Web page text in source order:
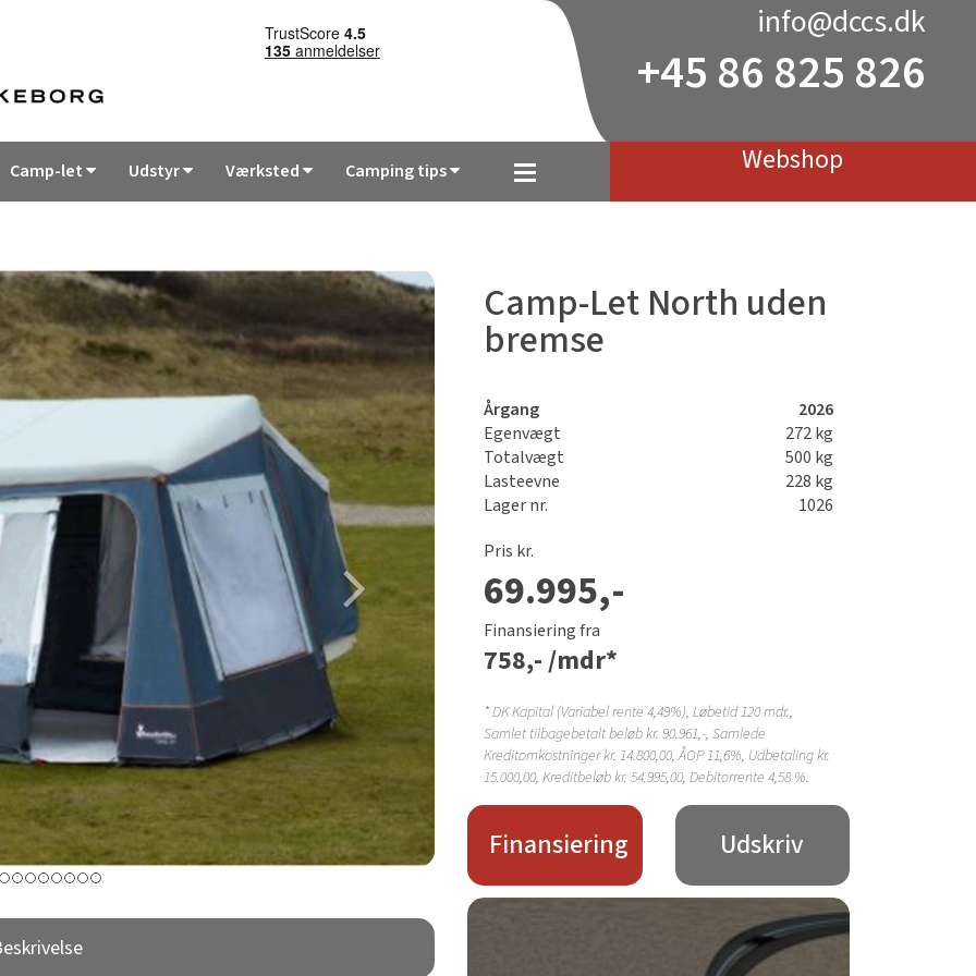
info@dccs.dk
+45 86 825 826
Camp-let Udstyr Værksted Camping tips Webshop
Camp-Let North uden
bremse
Årgang
2026
Egenvægt
272 kg
Totalvægt
500 kg
Lasteevne
228 kg
Lager nr.
1026
Pris kr.
69.995,-
Finansiering fra
758,-/mdr*
*DK Kapital (Variabel rente 4,49%), Løbetid120 mdr.,
Samlet tilbagebetalt beløb kr.90.961,-, Samlede
Kreditomkostninger kr.14.800,00, ÅOP11,6%, Udbetaling kr.
15.000,00, Kreditbeløb kr.54.995,00, Debitorrente4,58 %.
Finansiering Udskriv